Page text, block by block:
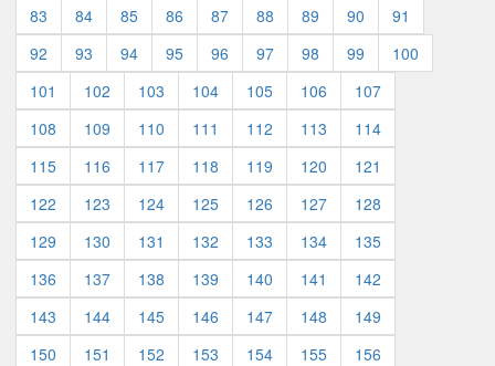
83
84 85 86 87 88 89 90
91
92
93 94 95 96 97 98 99
100
101
102 103 104 105 106
107
108
109 110 111 112 113
114
115
116 117 118 119 120
121
122
123 124 125 126 127
128
129
130 131 132 133 134
135
136
137 138 139 140 141
142
143
144 145 146 147 148
149
150
151 152 153 154 155
156